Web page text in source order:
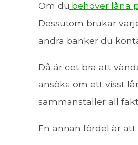
Om du behöver låna
Dessutom brukar
andra banker du
Då är det bra att
ansöka om ett visst
sammanställer all
En annan fördel är